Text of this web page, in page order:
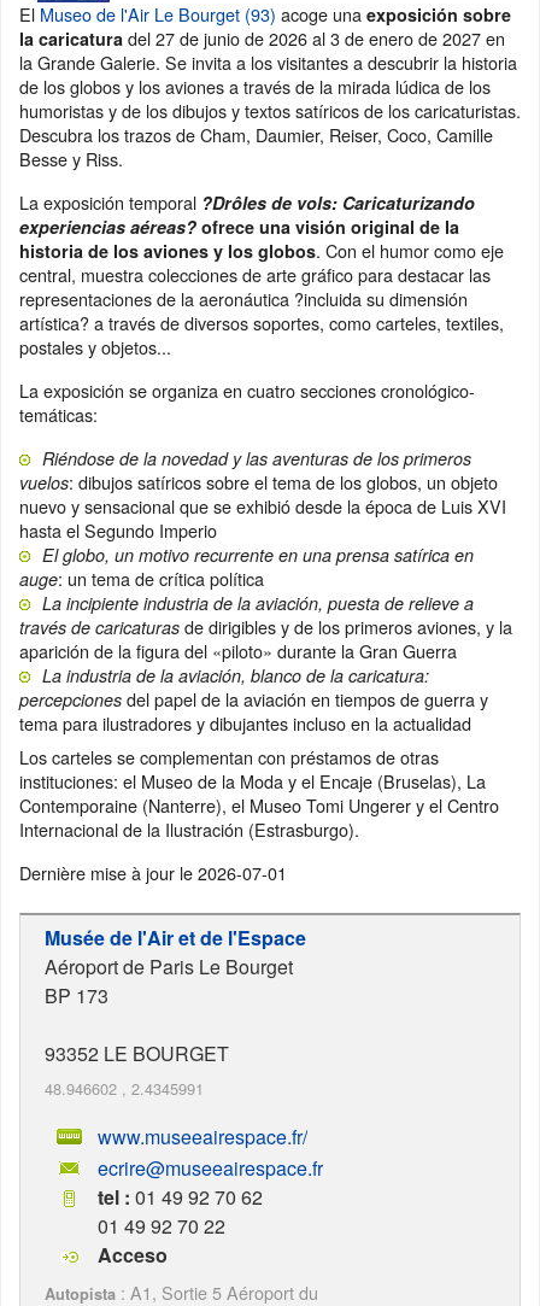
El Museo de l'Air Le Bourget (93) acoge una exposición sobre
la caricatura del 27 de junio de 2026 al 3 de enero de 2027 en
la Grande Galerie. Se invita a los visitantes a descubrir la historia
de los globos y los aviones a través de la mirada lúdica de los
humoristas y de los dibujos y textos satíricos de los caricaturistas.
Descubra los trazos de Cham, Daumier, Reiser, Coco, Camille
Besse y Riss.
La exposición temporal ?Drôles de vols: Caricaturizando
experiencias aéreas? ofrece una visión original de la
historia de los aviones y los globos. Con el humor como eje
central, muestra colecciones de arte gráfico para destacar las
representaciones de la aeronáutica ?incluida su dimensión
artística? a través de diversos soportes, como carteles, textiles,
postales y objetos...
La exposición se organiza en cuatro secciones cronológico-
temáticas:
Riéndose de la novedad y las aventuras de los primeros
vuelos: dibujos satíricos sobre el tema de los globos, un objeto
nuevo y sensacional que se exhibió desde la época de Luis XVI
hasta el Segundo Imperio
El globo, un motivo recurrente en una prensa satírica en
auge: un tema de crítica política
La incipiente industria de la aviación, puesta de relieve a
través de caricaturas de dirigibles y de los primeros aviones, y la
aparición de la figura del «piloto» durante la Gran Guerra
La industria de la aviación, blanco de la caricatura:
percepciones del papel de la aviación en tiempos de guerra y
tema para ilustradores y dibujantes incluso en la actualidad
Los carteles se complementan con préstamos de otras
instituciones: el Museo de la Moda y el Encaje (Bruselas), La
Contemporaine (Nanterre), el Museo Tomi Ungerer y el Centro
Internacional de la Ilustración (Estrasburgo).
Dernière mise à jour le2026-07-01
Musée de l'Air et de l'Espace
Aéroport de Paris Le Bourget
BP 173
93352 LE BOURGET
48.946602 , 2.4345991
www.museeairespace.fr/
ecrire@museeairespace.fr
tel : 01 49 92 70 62
01 49 92 70 22
Acceso
Autopista : A1, Sortie 5 Aéroport du